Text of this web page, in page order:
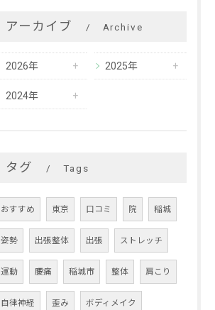
アーカイブ Archive
2026年 2025年
2024年
タグ Tags
おすすめ 東京 口コミ 院 稲城
姿勢 出張整体 出張 ストレッチ
運動 腰痛 稲城市 整体 肩こり
自律神経 歪み ボディメイク